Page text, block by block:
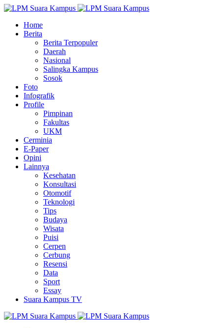
Home
Berita
Berita Terpopuler
Daerah
Nasional
Salingka Kampus
Sosok
Foto
Infografik
Profile
Pimpinan
Fakultas
UKM
Cerminia
E-Paper
Opini
Lainnya
Kesehatan
Konsultasi
Otomotif
Teknologi
Tips
Budaya
Wisata
Puisi
Cerpen
Cerbung
Resensi
Data
Sport
Essay
Suara Kampus TV